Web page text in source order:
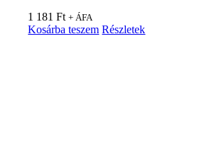
1 181Ft + ÁFA
Kosárba teszem Részletek